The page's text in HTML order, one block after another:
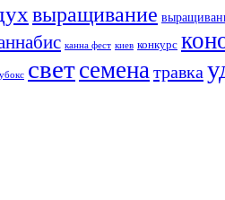
выращивание
канна фест киев конкурс
светсеменатравка